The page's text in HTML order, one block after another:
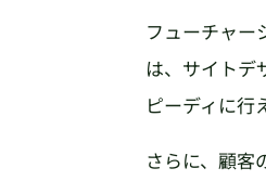
フューチャー
は、サイトデ
ピーディに行
さらに、顧客